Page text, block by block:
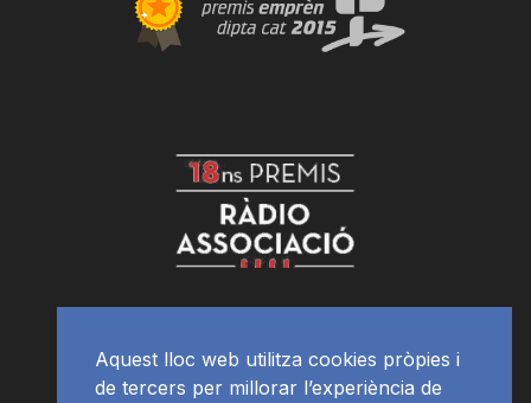
Aquest lloc web utilitza cookies pròpies i
de tercers per millorar l’experiència de